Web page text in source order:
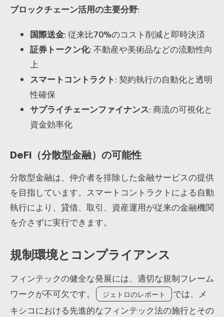
ブロックチェーン活用の主要分野:
国際送金: 従来比70%のコスト削減と即時決済
証券トークン化: 不動産や美術品などの流動性向
上
スマートコントラクト: 契約執行の自動化と透明
性確保
サプライチェーンファイナンス: 商流の可視化と
資金効率化
DeFi（分散型金融）の可能性
分散型金融は、仲介者を排除した金融サービスの提供
を目指しています。スマートコントラクトによる自動
執行により、貸借、取引、資産運用が従来の金融機関
を介さずに実行できます。
規制環境とコンプライアンス
フィンテックの健全な発展には、適切な規制フレーム
ワークが不可欠です。
ジェトロのレポート
では、メ
キシコにおける先進的なフィンテック法の施行とその